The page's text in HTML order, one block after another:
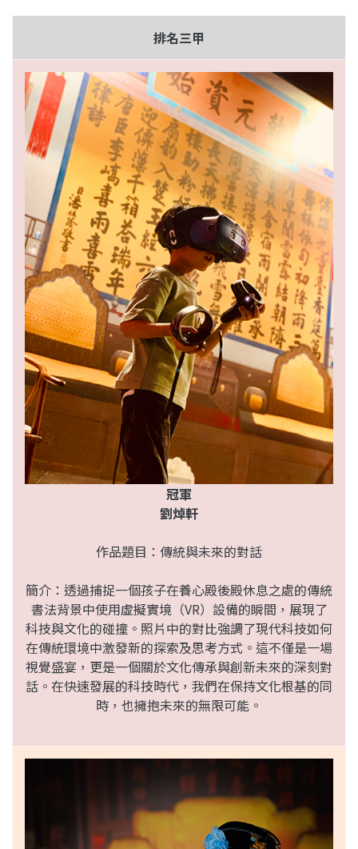
排名三甲
冠軍
劉焯軒
作品題目：傳統與未來的對話
簡介：透過捕捉一個孩子在養心殿後殿休息之處的傳統
書法背景中使用虛擬實境（VR）設備的瞬間，展現了
科技與文化的碰撞。照片中的對比強調了現代科技如何
在傳統環境中激發新的探索及思考方式。這不僅是一場
視覺盛宴，更是一個關於文化傳承與創新未來的深刻對
話。在快速發展的科技時代，我們在保持文化根基的同
時，也擁抱未來的無限可能。